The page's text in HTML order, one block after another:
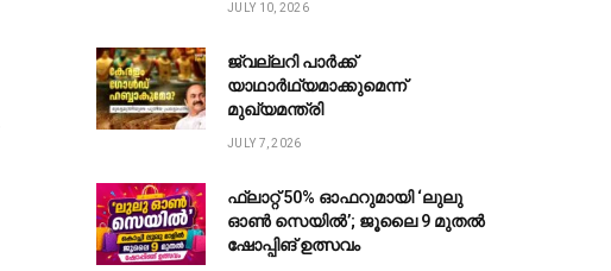
JULY 10, 2026
ജ്വല്ലറി പാർക്ക്
യാഥാർഥ്യമാക്കുമെന്ന്
മുഖ്യമന്ത്രി
JULY 7, 2026
ഫ്ലാറ്റ് 50% ഓഫറുമായി ‘ലുലു
ഓൺ സെയിൽ’; ജൂലൈ 9 മുതൽ
ഷോപ്പിങ് ഉത്സവം